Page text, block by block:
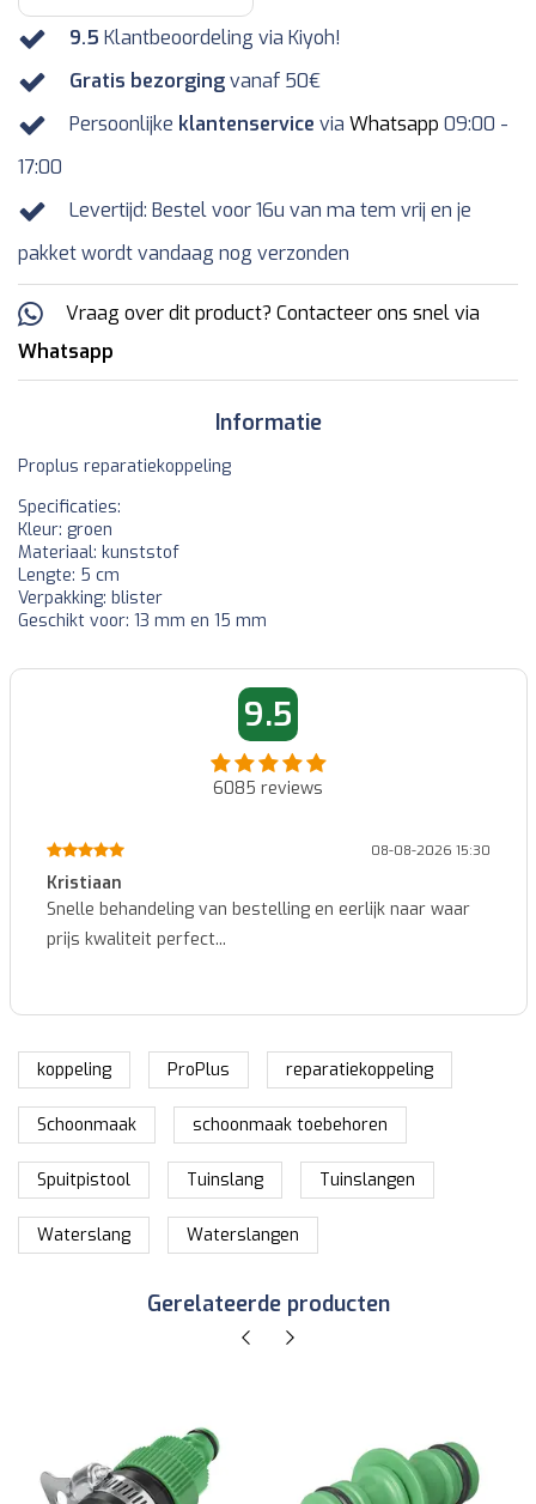
9.5 Klantbeoordeling via Kiyoh!
Gratis bezorgingvanaf 50€
Persoonlijke klantenservice via Whatsapp 09:00 -
17:00
Levertijd: Bestel voor 16u van ma tem vrij en je
pakket wordt vandaag nog verzonden
Vraag over dit product? Contacteer ons snel via
Whatsapp
Informatie
Proplus reparatiekoppeling
Specificaties:
Kleur: groen
Materiaal: kunststof
Lengte: 5 cm
Verpakking: blister
Geschikt voor: 13 mm en 15 mm
9.5
6085 reviews
08-08-2026 15:30
Kristiaan
Snelle behandeling van bestelling en eerlijk naar waar
prijs kwaliteit perfect...
koppeling ProPlus reparatiekoppeling
Schoonmaak schoonmaak toebehoren
Spuitpistool Tuinslang Tuinslangen
Waterslang Waterslangen
Gerelateerde producten